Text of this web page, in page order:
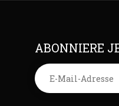
ABONNIERE